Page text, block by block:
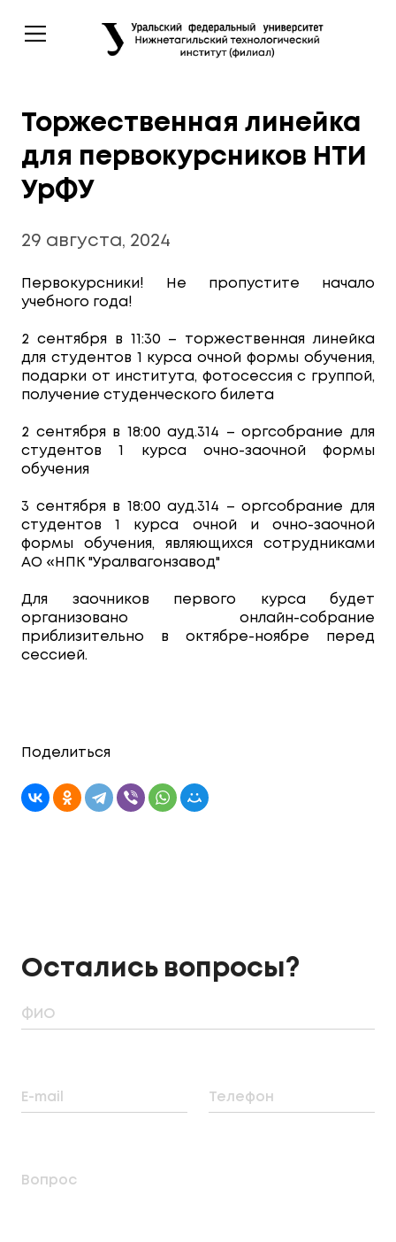
Торжественная линейка
для первокурсников НТИ
УрФУ
29 августа, 2024
Первокурсники! Не пропустите начало
учебного года!
2 сентября в 11:30 – торжественная линейка
для студентов 1 курса очной формы обучения,
подарки от института, фотосессия с группой,
получение студенческого билета
2 сентября в 18:00 ауд.314 – оргсобрание для
студентов 1 курса очно-заочной формы
обучения
3 сентября в 18:00 ауд.314 – оргсобрание для
студентов 1 курса очной и очно-заочной
формы обучения, являющихся сотрудниками
АО «НПК "Уралвагонзавод"
Для заочников первого курса будет
организовано онлайн-собрание
приблизительно в октябре-ноябре перед
сессией.
Поделиться
Остались вопросы?
ФИО
E-mail Телефон
Вопрос